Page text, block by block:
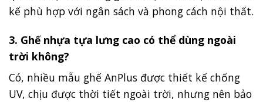
kế phù hợp với ngân sách và phong cách nội thất.
3. Ghế nhựa tựa lưng cao có thể dùng ngoài
trời không?
Có, nhiều mẫu ghế AnPlus được thiết kế chống
UV, chịu được thời tiết ngoài trời, nhưng nên bảo